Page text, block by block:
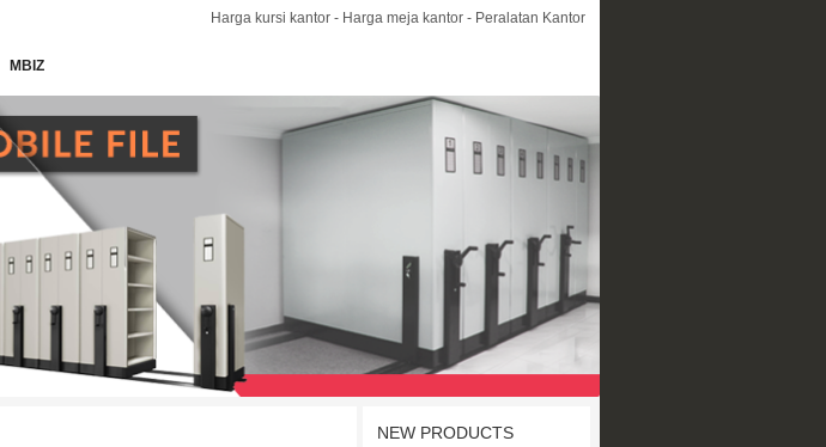
Harga kursi kantor - Harga meja kantor - Peralatan Kantor
MBIZ
NEW PRODUCTS